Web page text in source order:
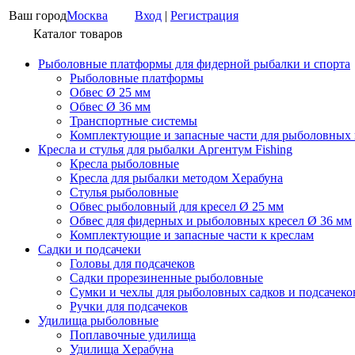
Ваш городМосква Вход | Регистрация
Каталог товаров
Рыболовные платформы для фидерной рыбалки и спорта
Рыболовные платформы
Обвес Ø 25 мм
Обвес Ø 36 мм
Транспортные системы
Комплектующие и запасные части для рыболовных
Кресла и стулья для рыбалки Аргентум Fishing
Кресла рыболовные
Кресла для рыбалки методом Херабуна
Стулья рыболовные
Обвес рыболовный для кресел Ø 25 мм
Обвес для фидерных и рыболовных кресел Ø 36 мм
Комплектующие и запасные части к креслам
Садки и подсачеки
Головы для подсачеков
Садки прорезиненные рыболовные
Сумки и чехлы для рыболовных садков и
Ручки для подсачеков
Удилища рыболовные
Поплавочные удилища
Удилища Херабуна